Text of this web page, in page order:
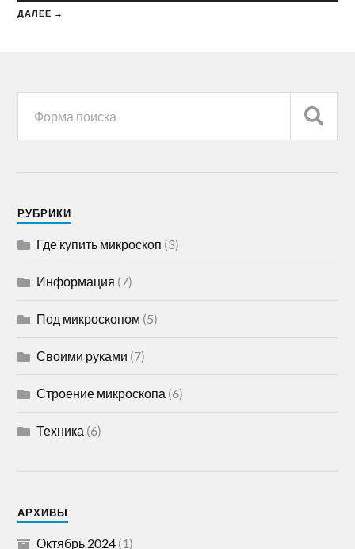
ДАЛЕЕ →
РУБРИКИ
Где купить микроскоп (3)
Информация (7)
Под микроскопом (5)
Своими руками (7)
Строение микроскопа (6)
Техника (6)
АРХИВЫ
Октябрь 2024 (1)